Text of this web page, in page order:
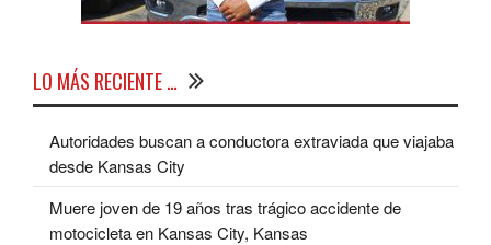
LO MÁS RECIENTE …
Autoridades buscan a conductora extraviada que viajaba
desde Kansas City
Muere joven de 19 años tras trágico accidente de
motocicleta en Kansas City, Kansas